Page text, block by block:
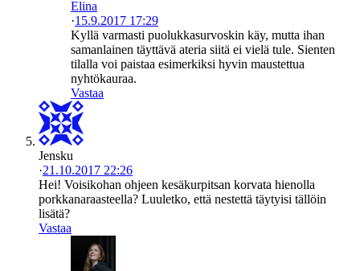
Elina
·15.9.2017 17:29
Kyllä varmasti puolukkasurvoskin käy, mutta ihan
samanlainen täyttävä ateria siitä ei vielä tule. Sienten
tilalla voi paistaa esimerkiksi hyvin maustettua
nyhtökauraa.
Vastaa
Jensku
·21.10.2017 22:26
Hei! Voisikohan ohjeen kesäkurpitsan korvata hienolla
porkkanaraasteella? Luuletko, että nestettä täytyisi tällöin
lisätä?
Vastaa